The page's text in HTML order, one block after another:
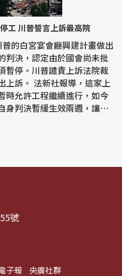
工 川普誓言上訴最高院
的白宮宴會廳興建計畫做出
判決，認定由於國會尚未批
暫停。川普譴責上訴法院裁
導，這家上
時允許工程繼續進行，如今
身判決暫緩生效兩週，讓川
號
子報 央廣社群